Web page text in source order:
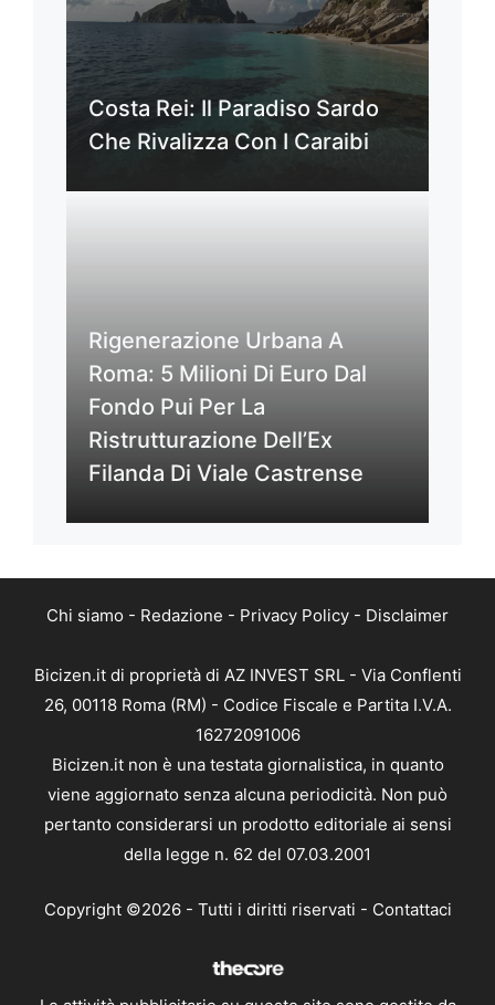
Costa Rei: Il Paradiso Sardo
Che Rivalizza Con I Caraibi
Rigenerazione Urbana A
Roma: 5 Milioni Di Euro Dal
Fondo Pui Per La
Ristrutturazione Dell’Ex
Filanda Di Viale Castrense
Chi siamo - Redazione - Privacy Policy - Disclaimer
Bicizen.it di proprietà di AZ INVEST SRL - Via Conflenti
26, 00118 Roma (RM) - Codice Fiscale e Partita I.V.A.
16272091006
Bicizen.it non è una testata giornalistica, in quanto
viene aggiornato senza alcuna periodicità. Non può
pertanto considerarsi un prodotto editoriale ai sensi
della legge n. 62 del 07.03.2001
Copyright ©2026 - Tutti i diritti riservati - Contattaci